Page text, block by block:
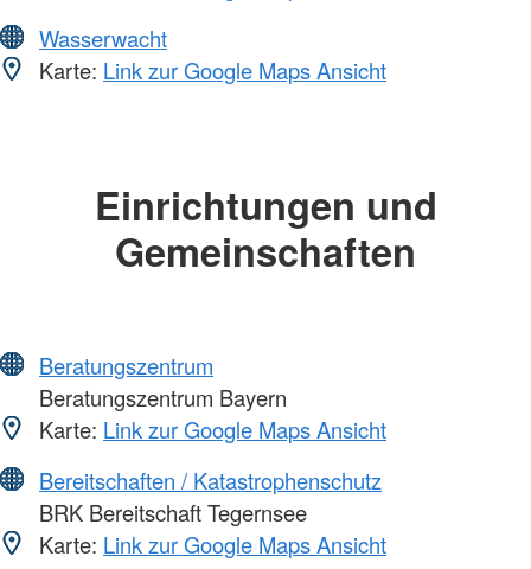
Wasserwacht
Karte: Link zur Google Maps Ansicht
Einrichtungen und
Gemeinschaften
Beratungszentrum
Beratungszentrum Bayern
Karte: Link zur Google Maps Ansicht
Bereitschaften / Katastrophenschutz
BRK Bereitschaft Tegernsee
Karte: Link zur Google Maps Ansicht